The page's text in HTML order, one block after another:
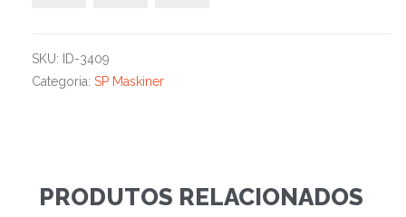
SKU:
ID-3409
Categoria: SP Maskiner
PRODUTOS RELACIONADOS